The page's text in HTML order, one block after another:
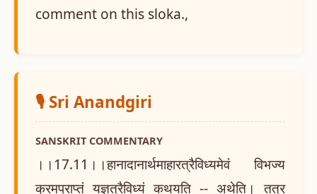
comment on this sloka.,
🎙️ Sri Anandgiri
SANSKRIT COMMENTARY
।।17.11।।हानादानार्थमाहारत्रैविध्यमेवं विभज्य
क्रमप्राप्तं यज्ञत्रैविध्यं कथयति -- अथेति। तत्र